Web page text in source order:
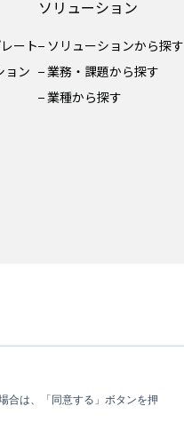
合は、「同意する」ボタンを押
ート
ョン
ソリューション
ソリューションから探す
業務・課題から探す
業種から探す